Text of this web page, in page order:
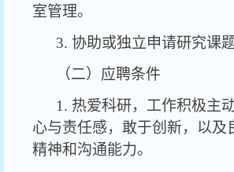
室管理。
3. 协助或独立申请研究课题
（二）应聘条件
1. 热爱科研，工作积极主
心与责任感，敢于创新，以及
精神和沟通能力。